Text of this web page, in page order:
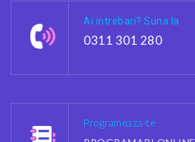
Ai intrebari? Suna la
0311 301 280
Programeaza-te